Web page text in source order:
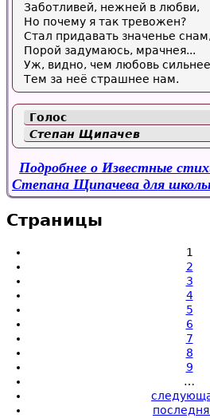
Заботливей, нежней в любви,
Но почему я так тревожен?
Стал придавать значенье снам,
Порой задумаюсь, мрачнея...
Уж, видно, чем любовь
Тем за неё страшнее нам.
Голос
Степан Щипачев
Подробнее о Известные
Степана Щипачева для
Страницы
1
2
3
4
5
6
7
8
9
…